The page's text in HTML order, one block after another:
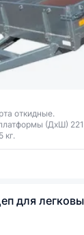
откидные.
(ДхШ)
кг.
для